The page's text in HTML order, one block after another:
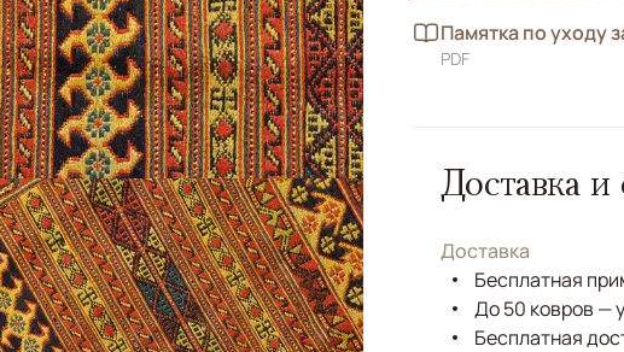
Памятка по уходу
PDF
Доставка и
Доставка
Бесплатная
До 50 ковров —
Бесплатная